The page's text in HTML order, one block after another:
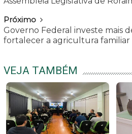
Próximo
Governo Federal investe mais
fortalecer a agricultura familiar
VEJA TAMBÉM